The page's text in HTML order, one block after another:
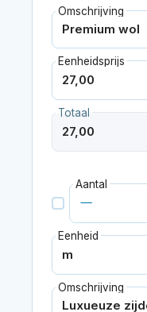
Omschrijving
Eenheidsprijs
Totaal
Aantal
Eenheid
Omschrijving